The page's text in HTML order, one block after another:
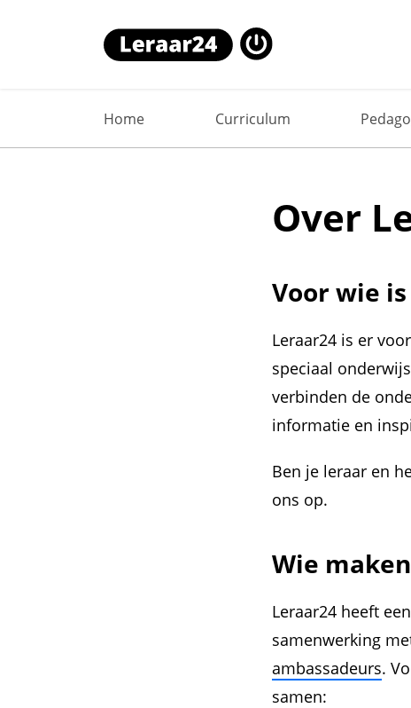
Home Curriculum
Over
Voor wie
Leraar24 is er
speciaal
verbinden de
informatie en
Ben je leraar en
ons op.
Wie
Leraar24 heeft een
samenwerking
ambassadeurs.
samen: